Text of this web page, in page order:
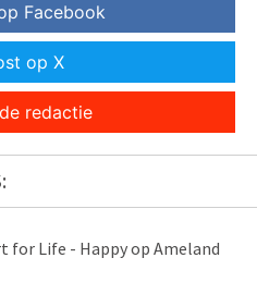
Facebook
op X
redactie
for Life - Happy op Ameland